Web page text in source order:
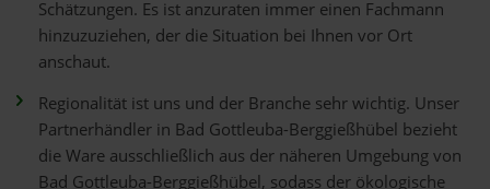
Schätzungen. Es ist anzuraten immer einen Fachmann
hinzuzuziehen, der die Situation bei Ihnen vor Ort
anschaut.
Regionalität ist uns und der Branche sehr wichtig. Unser
Partnerhändler in Bad Gottleuba-Berggießhübel bezieht
die Ware ausschließlich aus der näheren Umgebung von
Bad Gottleuba-Berggießhübel, sodass der ökologische